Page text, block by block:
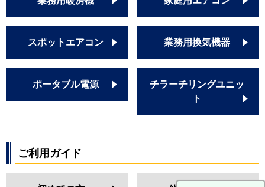
スポットエアコン 業務用換気機器
ポータブル電源
チラーチリングユニッ
ト
ご利用ガイド